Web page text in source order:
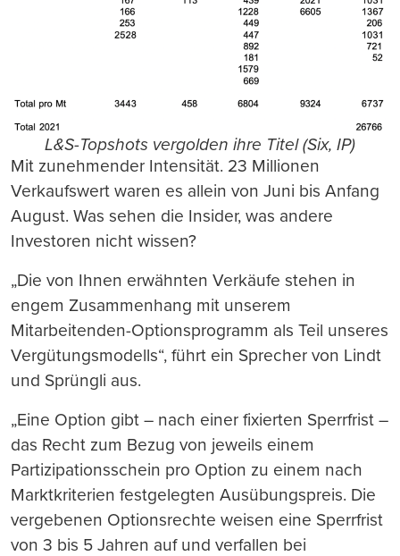
L&S-Topshots vergolden ihre Titel (Six, IP)
Mit zunehmender Intensität. 23 Millionen
Verkaufswert waren es allein von Juni bis Anfang
August. Was sehen die Insider, was andere
Investoren nicht wissen?
„Die von Ihnen erwähnten Verkäufe stehen in
engem Zusammenhang mit unserem
Mitarbeitenden-Optionsprogramm als Teil unseres
Vergütungsmodells“, führt ein Sprecher von Lindt
und Sprüngli aus.
„Eine Option gibt – nach einer fixierten Sperrfrist –
das Recht zum Bezug von jeweils einem
Partizipationsschein pro Option zu einem nach
Marktkriterien festgelegten Ausübungspreis. Die
vergebenen Optionsrechte weisen eine Sperrfrist
von 3 bis 5 Jahren auf und verfallen bei